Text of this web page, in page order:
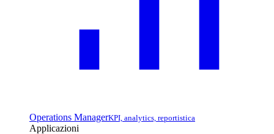
Operations ManagerKPI, analytics, reportistica
Applicazioni